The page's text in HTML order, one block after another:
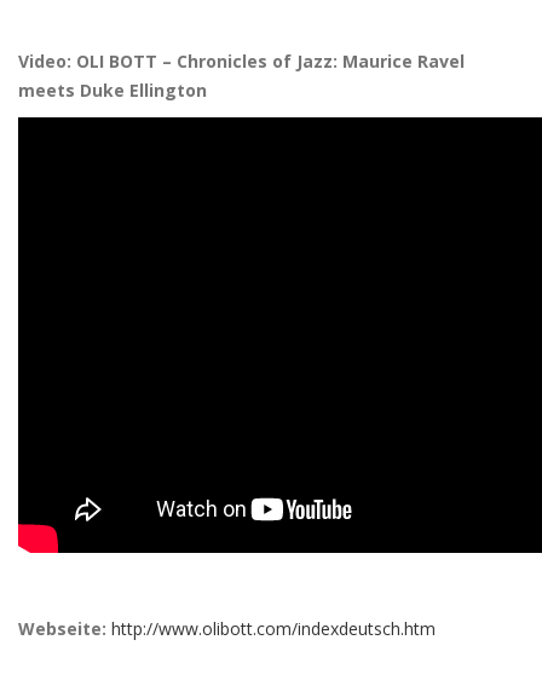
Video: OLI BOTT – Chronicles of Jazz: Maurice Ravel
meets Duke Ellington
Webseite: http://www.olibott.com/indexdeutsch.htm